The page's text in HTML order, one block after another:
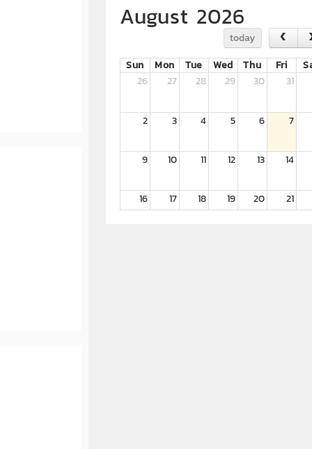
August 2026
today
Sun
Mon Tue Wed Thu Fri
26
27 28 29 30 31
2 3 4 5 6 7
9 10 11 12 13 14
16 17 18 19 20 21